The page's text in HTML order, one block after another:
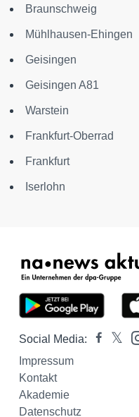
Braunschweig
Mühlhausen-Ehingen
Geisingen
Geisingen A81
Warstein
Frankfurt-Oberrad
Frankfurt
Iserlohn
Social Media:
Impressum
Kontakt
Akademie
Datenschutz